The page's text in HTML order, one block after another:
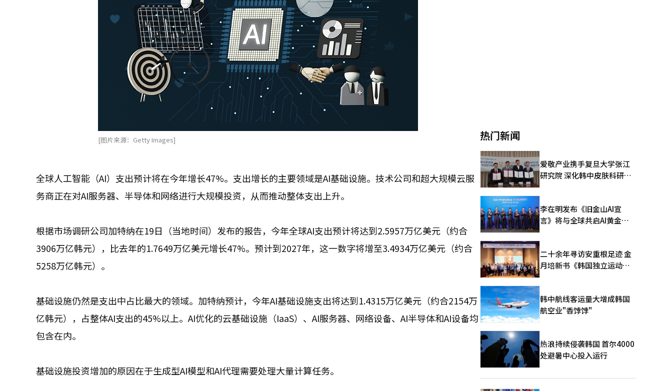
[图片来源：Getty Images]
全球人工智能（AI）支出预计将在今年增长47%。支出增长的主要领域是AI基础设施。技术公司和超大规模云服
务商正在对AI服务器、半导体和网络进行大规模投资，从而推动整体支出上升。
根据市场调研公司加特纳在19日（当地时间）发布的报告，今年全球AI支出预计将达到2.5957万亿美元（约合
3906万亿韩元），比去年的1.7649万亿美元增长47%。预计到2027年，这一数字将增至3.4934万亿美元（约合
5258万亿韩元）。
基础设施仍然是支出中占比最大的领域。加特纳预计，今年AI基础设施支出将达到1.4315万亿美元（约合2154万
亿韩元），占整体AI支出的45%以上。AI优化的云基础设施（IaaS）、AI服务器、网络设备、AI半导体和AI设备均
包含在内。
基础设施投资增加的原因在于生成型AI模型和AI代理需要处理大量计算任务。
热门新闻
爱敬产业携手复旦大学张江
研究院 深化韩中皮肤科研合
李在明发布《旧金山AI宣
言》将与全球共启AI黄金时
二十余年寻访安重根足迹 金
月培新书《韩国独立运动圣
韩中航线客运量大增成韩国
航空业"香饽饽"
热浪持续侵袭韩国 首尔4000
处避暑中心投入运行